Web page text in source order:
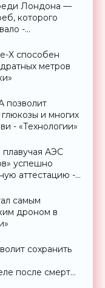
Лондона —
которого
-
X способен
метров
позволит
и многих
- «Технологии»
плавучая АЭС
успешно
аттестацию -
самым
дроном в
сохранить
после смерти